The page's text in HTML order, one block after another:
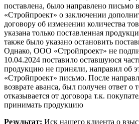
поставлена, было направлено письмо
«Стройпроект» о заключении
договору об изменении количества
указана только поставленная
также было указано остановить
Однако, ООО «Стройпроект» не
10.04.2024 поставило оставшуюся
продукцию не приняли, направил об
«Стройпроект» письмо. После
возврате аванса, был получен ответ о
отказывается от договора т.к.
принимать продукцию
Результат: Иск нашего клиента о